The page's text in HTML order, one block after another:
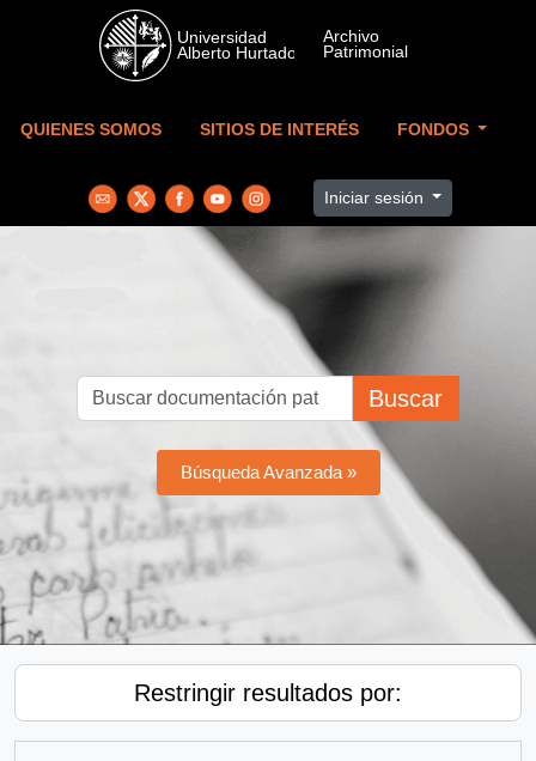
Skip to main content
QUIENES SOMOS SITIOS DE INTERÉS FONDOS
Iniciar sesión
Buscar
Búsqueda Avanzada »
Restringir resultados por: